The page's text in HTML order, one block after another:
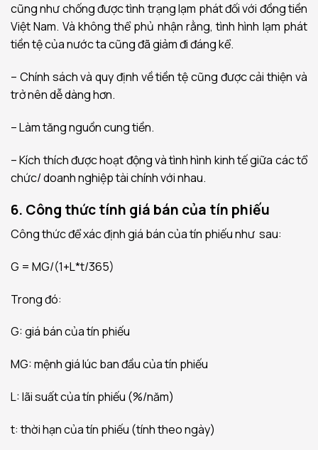
cũng như chống được tình trạng lạm phát đối với đồng tiền
Việt Nam. Và không thể phủ nhận rằng, tình hình lạm phát
tiền tệ của nước ta cũng đã giảm đi đáng kể.
– Chính sách và quy định về tiền tệ cũng được cải thiện và
trở nên dễ dàng hơn.
– Làm tăng nguồn cung tiền.
– Kích thích được hoạt động và tình hình kinh tế giữa các tổ
chức/ doanh nghiệp tài chính với nhau.
6. Công thức tính giá bán của tín phiếu
Công thức để xác định giá bán của tín phiếu như sau:
G = MG/(1+L*t/365)
Trong đó:
G: giá bán của tín phiếu
MG: mệnh giá lúc ban đầu của tín phiếu
L: lãi suất của tín phiếu (%/năm)
t: thời hạn của tín phiếu (tính theo ngày)